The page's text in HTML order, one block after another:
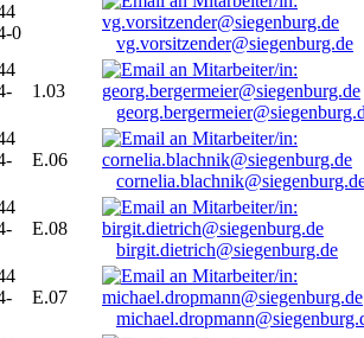
0
vg.vorsitzender@siegenburg.de
1.03
E.06
E.08
birgit.dietrich@siegenburg.de
E.07